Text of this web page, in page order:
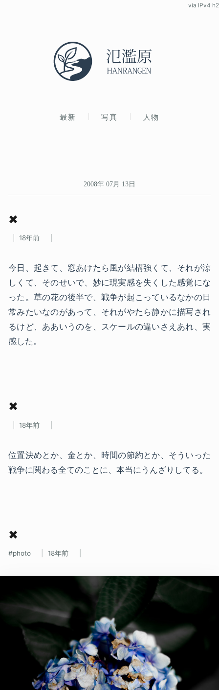
最新 写真 人物
via IPv4 h2
2008年 07月 13日
✖
18年前
今日、起きて、窓あけたら風が結構強くて、それが涼
しくて、そのせいで、妙に現実感を失くした感覚にな
った。草の花の後半で、戦争が起こっているなかの日
常みたいなのがあって、それがやたら静かに描写され
るけど、ああいうのを、スケールの違いさえあれ、実
感した。
✖
18年前
位置決めとか、金とか、時間の節約とか、そういった
戦争に関わる全てのことに、本当にうんざりしてる。
✖
photo 18年前